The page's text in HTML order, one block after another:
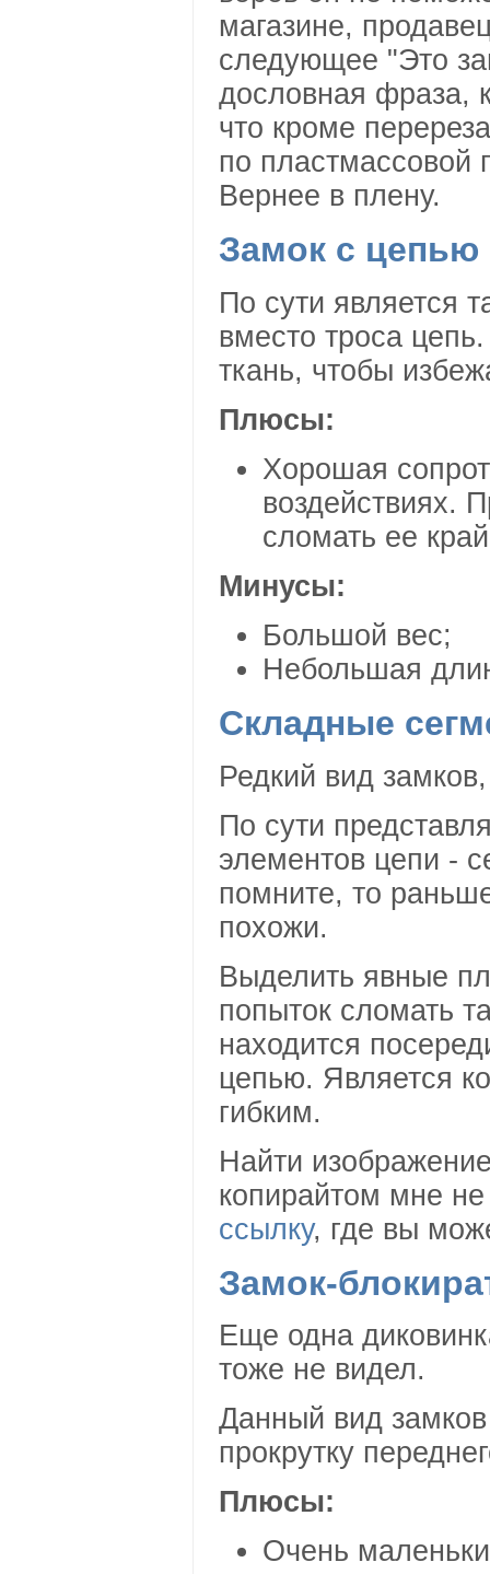
магазине,
следующее "Это
дословная фраза,
что кроме
по пластмассовой
Вернее в плену.
Замок с цепью
По сути является
вместо троса
ткань, чтобы
Плюсы:
Хорошая
воздействиях.
сломать ее
Минусы:
Большой вес;
Небольшая
Складные
Редкий вид
По сути
элементов цепи -
помните, то
похожи.
Выделить явные
попыток сломать
находится
цепью. Является
гибким.
Найти
копирайтом мне
ссылку, где вы
Замок-
Еще одна
тоже не видел.
Данный вид
прокрутку
Плюсы:
Очень